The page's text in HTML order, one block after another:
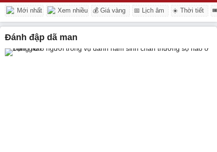
Mới nhất Xem nhiều 💰 Giá vàng 📅 Lịch âm ☀️ Thời tiết
đánh đập dã man